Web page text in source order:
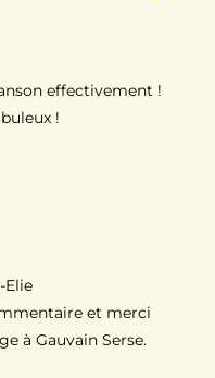
effectivement !
!
Elie
et merci
à Gauvain Serse.